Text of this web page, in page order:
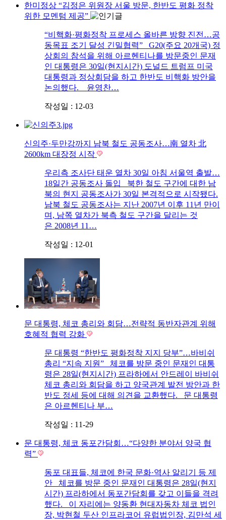
한미정상 “김정은 위원장 서울 방문, 한반도 평화 정착
위한 모멘텀 제공”
“비핵화·평화정착 프로세스 올바른 방향 진전…공
동목표 조기 달성 긴밀협력” G20(주요 20개국) 정
상회의 참석을 위해 아르헨티나를 방문중인 문재
인 대통령은 30일(현지시간) 도널드 트럼프 미국
대통령과 정상회담을 하고 한반도 비핵화 방안을
논의했다. 윤영찬…
작성일 : 12-03
신의주·두만강까지 남북 철도 공동조사…南 열차 北
2600km 대장정 시작
우리측 조사단 태운 열차 30일 아침 서울역 출발…
18일간 공동조사 돌입 북한 철도 구간에 대한 남
북의 현지 공동조사가 30일 본격적으로 시작됐다.
남북 철도 공동조사는 지난 2007년 이후 11년 만이
며, 남쪽 열차가 북측 철도 구간을 달리는 것
은 2008년 11…
작성일 : 12-01
문 대통령, 체코 총리와 회담…전략적 동반자관계 위해
호혜적 협력 강화
문 대통령 “한반도 평화정착 지지 당부”…바비쉬
총리 “지속 지원” 체코를 방문 중인 문재인 대통
령은 28일(현지시간) 프라하에서 안드레이 바비쉬
체코 총리와 회담을 하고 양국관계 발전 방안과 한
반도 정세 등에 대해 의견을 교환했다. 문 대통령
은 아르헨티나 부…
작성일 : 11-29
문 대통령, 체코 동포간담회…“다양한 분야서 양국 협
력”
동포 대표들, 체코에 한국 문화·역사 알리기 등 제
안 체코를 방문 중인 문재인 대통령은 28일(현지
시간) 프라하에서 동포간담회를 갖고 이들을 격려
했다. 이 자리에는 양동환 현대자동차 체코 법인
장, 박현철 두산 인프라코어 유럽법인장, 김만석 세